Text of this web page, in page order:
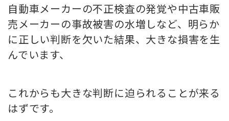
自動車メーカーの不正検査の発覚や中古車販
売メーカーの事故被害の水増しなど、明らか
に正しい判断を欠いた結果、大きな損害を生
んでいます、
これからも大きな判断に迫られることが来る
はずです。